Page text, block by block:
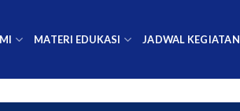
MATERI EDUKASI JADWAL KEGIATAN